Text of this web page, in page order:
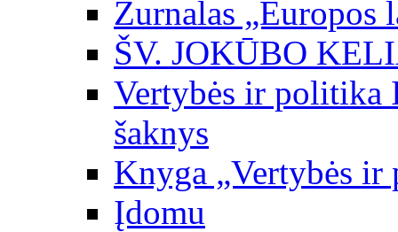
Žurnalas „Europos
ŠV. JOKŪBO
Vertybės ir politika
šaknys
Knyga „Vertybės
Įdomu